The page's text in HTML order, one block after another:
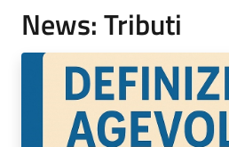
News: Tributi